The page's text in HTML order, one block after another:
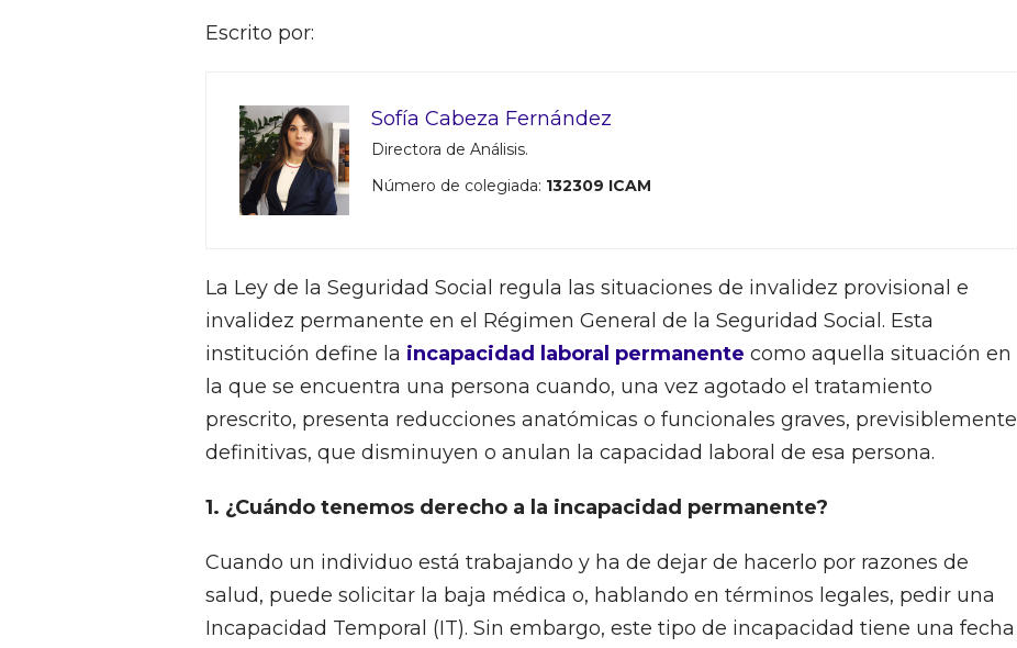
Escrito por:
Sofía Cabeza Fernández
Directora de Análisis.
Número de colegiada: 132309 ICAM
La Ley de la Seguridad Social regula las situaciones de invalidez provisional e
invalidez permanente en el Régimen General de la Seguridad Social. Esta
institución define la incapacidad laboral permanente como aquella situación en
la que se encuentra una persona cuando, una vez agotado el tratamiento
prescrito, presenta reducciones anatómicas o funcionales graves, previsiblemente
definitivas, que disminuyen o anulan la capacidad laboral de esa persona.
1. ¿Cuándo tenemos derecho a la incapacidad permanente?
Cuando un individuo está trabajando y ha de dejar de hacerlo por razones de
salud, puede solicitar la baja médica o, hablando en términos legales, pedir una
Incapacidad Temporal (IT). Sin embargo, este tipo de incapacidad tiene una fecha